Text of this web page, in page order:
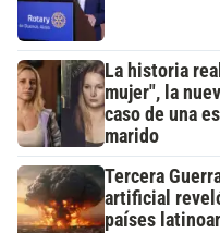
La historia
mujer", la
caso de una
marido
Tercera
artificial
países